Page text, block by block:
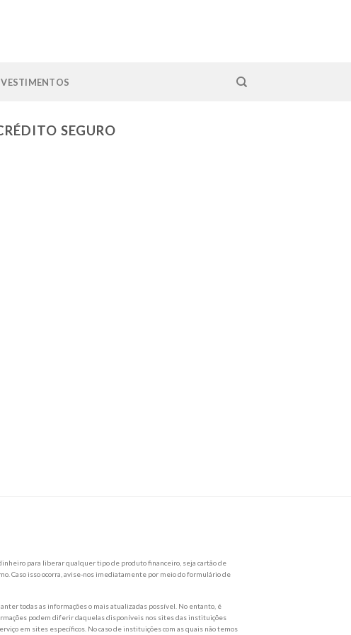
SEGURO
para liberar qualquer tipo de produto financeiro, seja cartão de
Caso isso ocorra, avise-nos imediatamente por meio do formulário de
todas as informações o mais atualizadas possível. No entanto, é
podem diferir daquelas disponíveis nos sites das instituições
em sites específicos. No caso de instituições com as quais não temos